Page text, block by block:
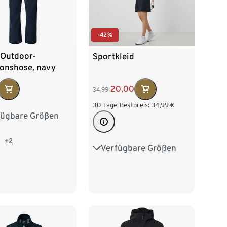
navy
Größen
M 48/50
+2
-42%
Sportkleid
34,99 20,00
30-Tage-Bestpreis: 34,99 €
Verfügbare Größen
34 36 38 40